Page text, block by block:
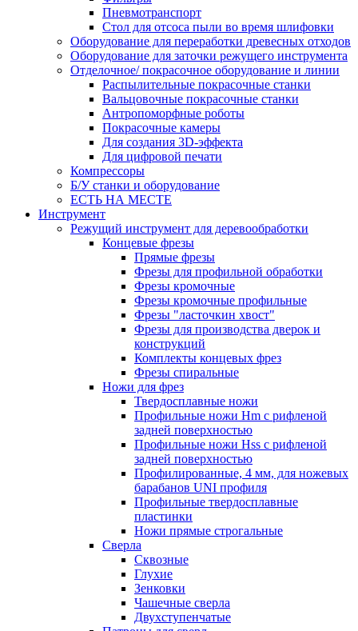
Пневмотранспорт
Стол для отсоса пыли во время шлифовки
Оборудование для переработки древесных отходов
Оборудование для заточки режущего инструмента
Отделочное/ покрасочное оборудование и линии
Распылительные покрасочные станки
Вальцовочные покрасочные станки
Антропоморфные роботы
Покрасочные камеры
Для создания 3D-эффекта
Для цифровой печати
Компрессоры
Б/У станки и оборудование
ЕСТЬ НА МЕСТЕ
Инструмент
Режущий инструмент для деревообработки
Концевые фрезы
Прямые фрезы
Фрезы для профильной обработки
Фрезы кромочные
Фрезы кромочные профильные
Фрезы "ласточкин хвост"
Фрезы для производства дверок и
конструкций
Комплекты концевых фрез
Фрезы спиральные
Ножи для фрез
Твердосплавные ножи
Профильные ножи Hm с рифленой
задней поверхностью
Профильные ножи Hss с рифленой
задней поверхностью
Профилированные, 4 мм, для ножевых
барабанов UNI профиля
Профильные твердосплавные
пластинки
Ножи прямые строгальные
Сверла
Сквозные
Глухие
Зенковки
Чашечные сверла
Двухступенчатые